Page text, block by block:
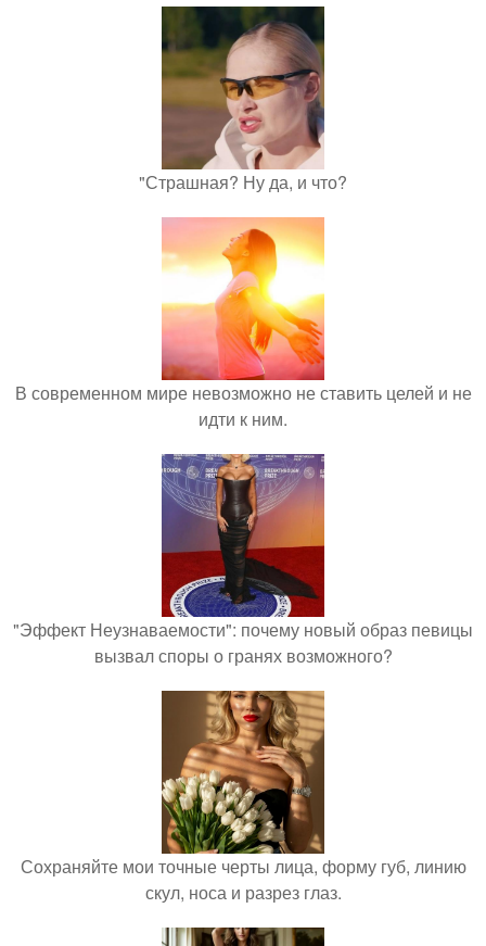
"Страшная? Ну да, и что?
В современном мире невозможно не ставить целей и не
идти к ним.
"Эффект Неузнаваемости": почему новый образ певицы
вызвал споры о гранях возможного?
Сохраняйте мои точные черты лица, форму губ, линию
скул, носа и разрез глаз.